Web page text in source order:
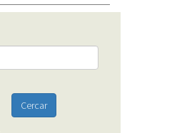
Cercar